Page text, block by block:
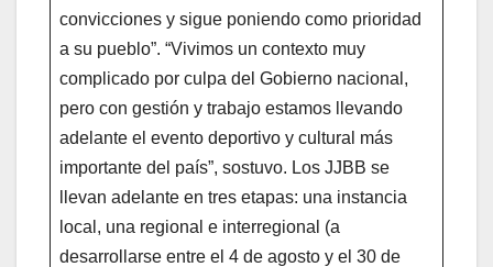
convicciones y sigue poniendo como prioridad
a su pueblo”. “Vivimos un contexto muy
complicado por culpa del Gobierno nacional,
pero con gestión y trabajo estamos llevando
adelante el evento deportivo y cultural más
importante del país”, sostuvo. Los JJBB se
llevan adelante en tres etapas: una instancia
local, una regional e interregional (a
desarrollarse entre el 4 de agosto y el 30 de